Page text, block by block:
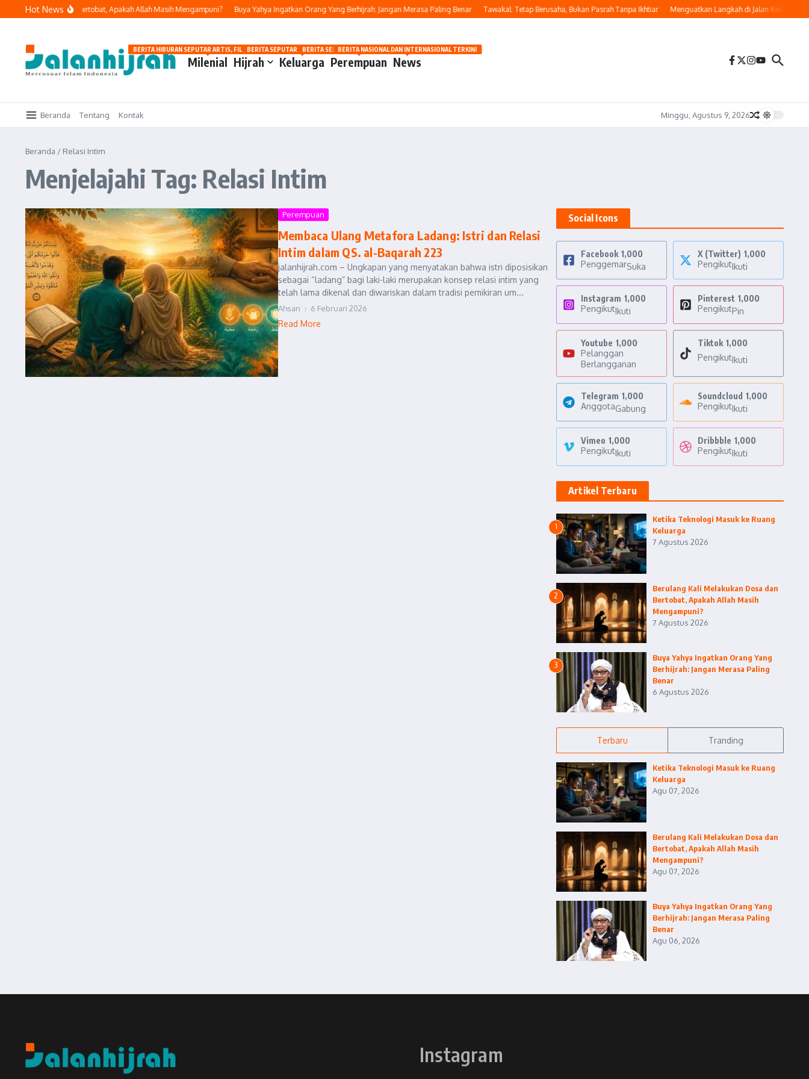
Lewati ke konten
Hot News
Dosa dan Bertobat, Apakah Allah Masih Mengampuni? Buya Yahya Ingatkan Orang Yang Berhijrah: Jangan Merasa Paling Benar Tawakal: Tetap Berusaha, Bukan Pasrah Tanpa Ikhtiar Menguatkan Langkah di Jalan Kebaikan
Milenial
BERITA HIBURAN SEPUTAR ARTIS, FILM, DAN GOSIP
Hijrah Keluarga
BERITA SEPUTAR OTOMOTIF HARI INI
Perempuan
BERITA SEPUTAR KECANTIKAN WANITA
News
BERITA NASIONAL DAN INTERNASIONAL TERKINI
Beranda Tentang Kontak Minggu, Agustus 9, 2026
Beranda / Relasi Intim
Menjelajahi Tag: Relasi Intim
Perempuan
Membaca Ulang Metafora Ladang: Istri dan Relasi
Intim dalam QS. al-Baqarah 223
jalanhijrah.com – Ungkapan yang menyatakan bahwa istri diposisikan
sebagai “ladang” bagi laki-laki merupakan konsep relasi intim yang
telah lama dikenal dan diwariskan dalam tradisi pemikiran um...
Ahsan 6 Februari 2026
Read More
Social Icons
Facebook 1,000
PenggemarSuka
X (Twitter) 1,000
PengikutIkuti
Instagram 1,000
PengikutIkuti
Pinterest 1,000
PengikutPin
Youtube 1,000
Pelanggan
Berlangganan
Tiktok 1,000
PengikutIkuti
Telegram 1,000
AnggotaGabung
Soundcloud 1,000
PengikutIkuti
Vimeo 1,000
PengikutIkuti
Dribbble 1,000
PengikutIkuti
Artikel Terbaru
1
Ketika Teknologi Masuk ke Ruang
Keluarga
7 Agustus 2026
2
Berulang Kali Melakukan Dosa dan
Bertobat, Apakah Allah Masih
Mengampuni?
7 Agustus 2026
3
Buya Yahya Ingatkan Orang Yang
Berhijrah: Jangan Merasa Paling
Benar
6 Agustus 2026
Terbaru Tranding
Ketika Teknologi Masuk ke Ruang
Keluarga
Agu 07, 2026
Berulang Kali Melakukan Dosa dan
Bertobat, Apakah Allah Masih
Mengampuni?
Agu 07, 2026
Buya Yahya Ingatkan Orang Yang
Berhijrah: Jangan Merasa Paling
Benar
Agu 06, 2026
Instagram